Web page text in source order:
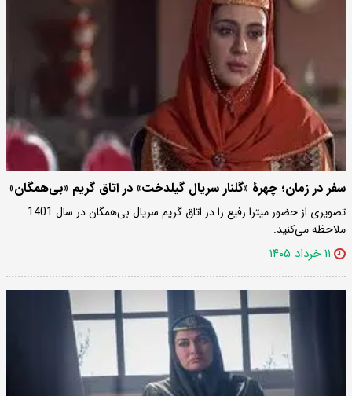
سفر در زمان؛ چهرۀ «گلنار سریال گیلدخت» در اتاق گریم «بی‌همگان»
تصویری از حضور میترا رفیع را در اتاق گریم سریال بی‌همگان در سال 1401
ملاحظه می‌کنید.
۱۱ خرداد ۱۴۰۵